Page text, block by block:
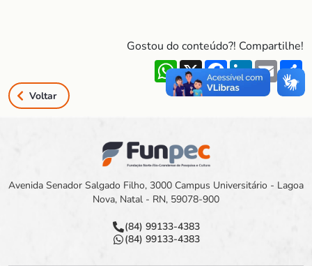
Gostou do conteúdo?! Compartilhe!
WhatsApp
X Facebook
LinkedIn
Email
Voltar
Avenida Senador Salgado Filho, 3000 Campus Universitário - Lagoa
Nova, Natal - RN, 59078-900
(84) 99133-4383
(84) 99133-4383